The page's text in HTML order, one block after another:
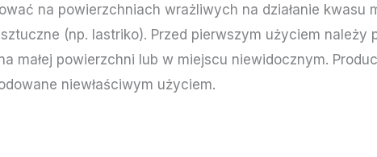
na powierzchniach wrażliwych na działanie kwasu
(np. lastriko). Przed pierwszym użyciem należy
małej powierzchni lub w miejscu niewidocznym.
niewłaściwym użyciem.